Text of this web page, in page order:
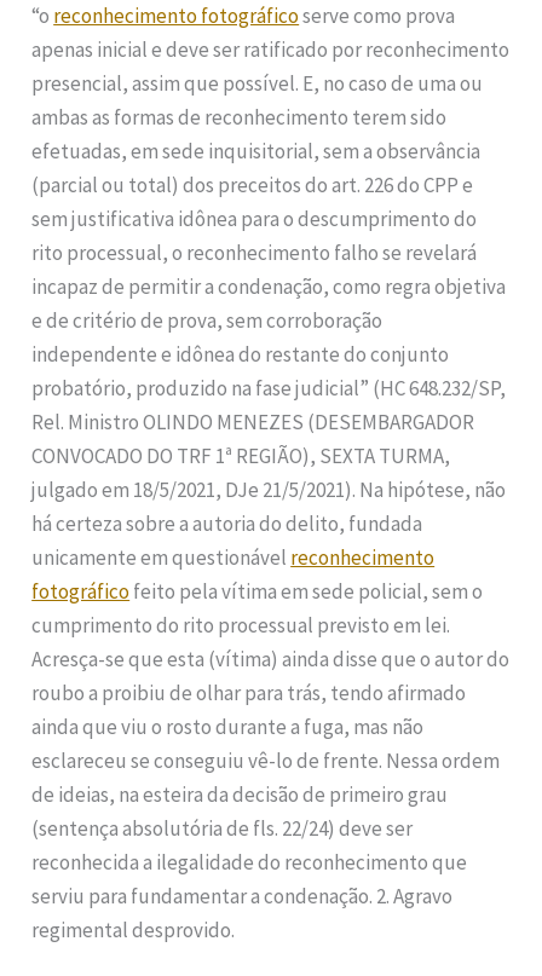
“o reconhecimento fotográficoserve como prova
apenas inicial e deve ser ratificado por reconhecimento
presencial, assim que possível. E, no caso de uma ou
ambas as formas de reconhecimento terem sido
efetuadas, em sede inquisitorial, sem a observância
(parcial ou total) dos preceitos do art. 226 do CPP e
sem justificativa idônea para o descumprimento do
rito processual, o reconhecimento falho se revelará
incapaz de permitir a condenação, como regra objetiva
e de critério de prova, sem corroboração
independente e idônea do restante do conjunto
probatório, produzido na fase judicial” (HC 648.232/SP,
Rel. Ministro OLINDO MENEZES (DESEMBARGADOR
CONVOCADO DO TRF 1ª REGIÃO), SEXTA TURMA,
julgado em 18/5/2021, DJe 21/5/2021). Na hipótese, não
há certeza sobre a autoria do delito, fundada
unicamente em questionável reconhecimento
fotográficofeito pela vítima em sede policial, sem o
cumprimento do rito processual previsto em lei.
Acresça-se que esta (vítima) ainda disse que o autor do
roubo a proibiu de olhar para trás, tendo afirmado
ainda que viu o rosto durante a fuga, mas não
esclareceu se conseguiu vê-lo de frente. Nessa ordem
de ideias, na esteira da decisão de primeiro grau
(sentença absolutória de fls. 22/24) deve ser
reconhecida a ilegalidade do reconhecimento que
serviu para fundamentar a condenação. 2. Agravo
regimental desprovido.